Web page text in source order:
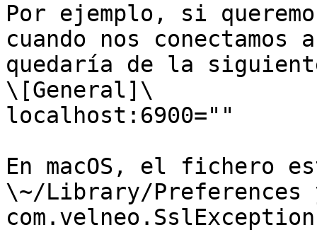
Por ejemplo, si
cuando nos
quedaría de la
\[General]\
localhost:6900=""
En macOS, el fichero
\~/Library/Preferences